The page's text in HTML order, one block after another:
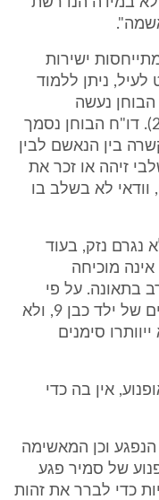
ישירות
ניתן ללמוד
הבוחן נעשה
כחודשיים לאחר האירוע (27/11/04). דו"ח הבוחן נסמך
בין הנאשם לבין
זיהה או זכר את
וודאי לא בשלב בו
נגרם נזק, בעוד
מוכיחה
בתאונה. על פי
כתב האישום, האופנוע פגע באופניים של ילד כבן 9, ולא
סימנים
אין בה כדי
וכן המאשימה
של סמיר פגע
כדי לברר את זהות